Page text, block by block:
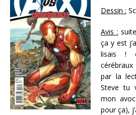
Dessin :
Avis :
ça y est
lisais !
par la
Steve tu
mon
pour ça),